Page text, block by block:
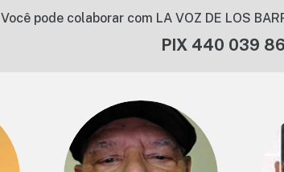
Você pode colaborar com LA VOZ DE LOS
PIX 440 039